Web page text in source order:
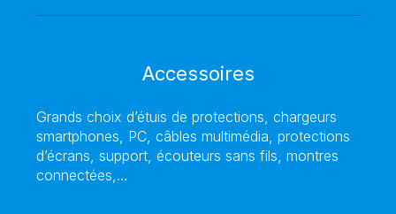
Accessoires
Grands choix d’étuis de protections, chargeurs
smartphones, PC, câbles multimédia, protections
d’écrans, support, écouteurs sans fils, montres
connectées,…